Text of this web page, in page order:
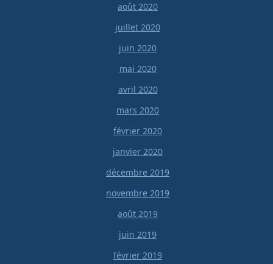
août 2020
juillet 2020
juin 2020
mai 2020
avril 2020
mars 2020
février 2020
janvier 2020
décembre 2019
novembre 2019
août 2019
juin 2019
février 2019